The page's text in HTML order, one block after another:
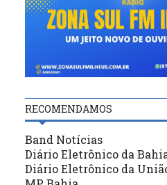
DESTAQUES
24/01/23
Prefeitura de Ilhéus investe
modernizar sinalização
RECOMENDAMOS
Band Notícias
Diário Eletrônico da
Diário Eletrônico da